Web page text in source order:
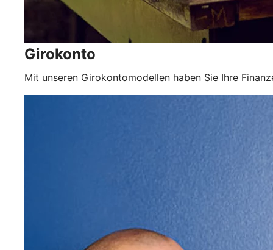
Girokonto
Mit unseren Girokontomodellen haben Sie Ihre